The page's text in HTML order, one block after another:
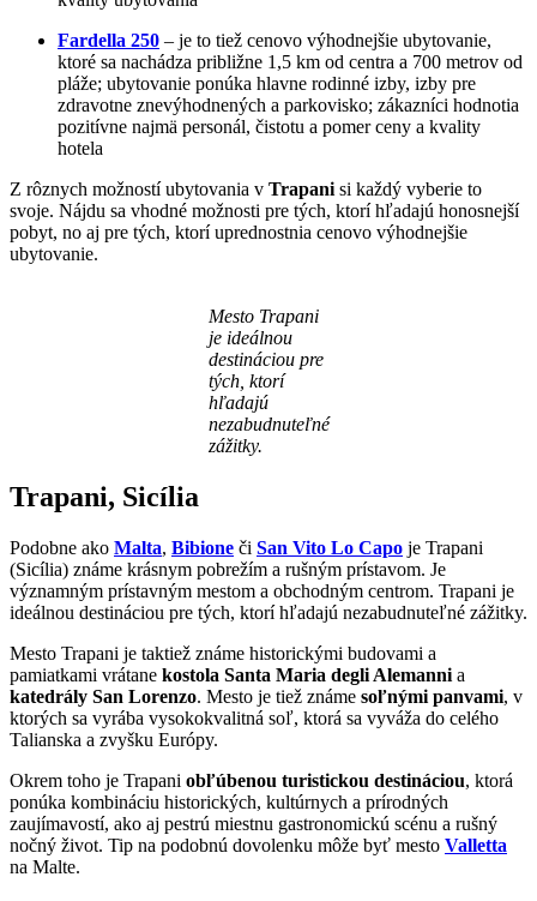
Fardella 250 – je to tiež cenovo výhodnejšie ubytovanie,
ktoré sa nachádza približne 1,5 km od centra a 700 metrov od
pláže; ubytovanie ponúka hlavne rodinné izby, izby pre
zdravotne znevýhodnených a parkovisko; zákazníci hodnotia
pozitívne najmä personál, čistotu a pomer ceny a kvality
hotela
Z rôznych možností ubytovania v Trapani si každý vyberie to
svoje. Nájdu sa vhodné možnosti pre tých, ktorí hľadajú honosnejší
pobyt, no aj pre tých, ktorí uprednostnia cenovo výhodnejšie
ubytovanie.
Mesto Trapani
je ideálnou
destináciou pre
tých, ktorí
hľadajú
nezabudnuteľné
zážitky.
Trapani, Sicília
Podobne ako Malta, Bibione či San Vito Lo Capo je Trapani
(Sicília) známe krásnym pobrežím a rušným prístavom. Je
významným prístavným mestom a obchodným centrom. Trapani je
ideálnou destináciou pre tých, ktorí hľadajú nezabudnuteľné zážitky.
Mesto Trapani je taktiež známe historickými budovami a
pamiatkami vrátane kostola Santa Maria degli Alemanni a
katedrály San Lorenzo. Mesto je tiež známe soľnými panvami, v
ktorých sa vyrába vysokokvalitná soľ, ktorá sa vyváža do celého
Talianska a zvyšku Európy.
Okrem toho je Trapani obľúbenou turistickou destináciou, ktorá
ponúka kombináciu historických, kultúrnych a prírodných
zaujímavostí, ako aj pestrú miestnu gastronomickú scénu a rušný
nočný život. Tip na podobnú dovolenku môže byť mesto Valletta
na Malte.